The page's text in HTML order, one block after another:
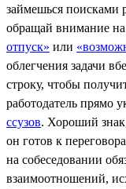
займешься поисками
обращай внимание
отпуск» или
облегчения задачи
строку, чтобы
работодатель прямо
ссузов. Хороший
он готов к
на собеседовании
взаимоотношений,